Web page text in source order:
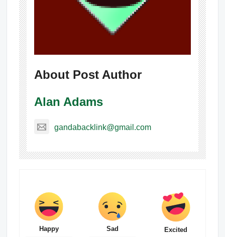
About Post Author
Alan Adams
gandabacklink@gmail.com
Happy Sad Excited